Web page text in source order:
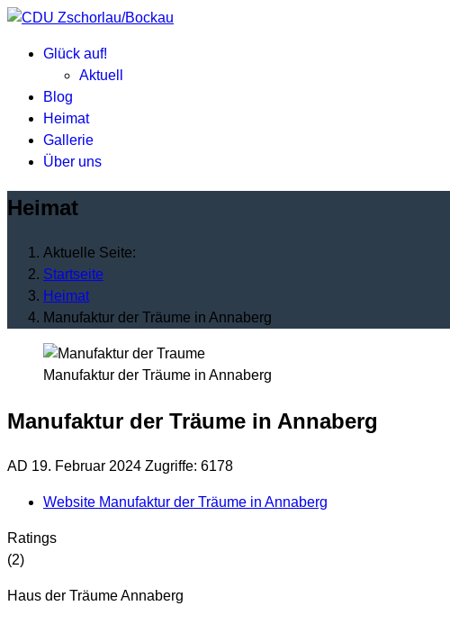
Glück auf!
Aktuell
Blog
Heimat
Gallerie
Über uns
Heimat
Aktuelle Seite:
Startseite
Heimat
Manufaktur der Träume in Annaberg
Manufaktur der Träume in Annaberg
Manufaktur der Träume in Annaberg
AD 19. Februar 2024 Zugriffe: 6178
Website Manufaktur der Träume in Annaberg
Ratings
(2)
Haus der Träume Annaberg